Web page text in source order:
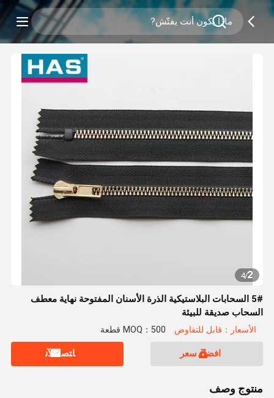
2
/
4
5# السحابات البلاستيكية الذرة الأسنان المفتوحة نهاية معطف
السحاب صديقة للبيئة
الأسعار：قابل للتفاوض MOQ：500 قطعة
افضل سعر ﺎﺘﺼﻟ ﺍﻶﻧ
منتوج وصف